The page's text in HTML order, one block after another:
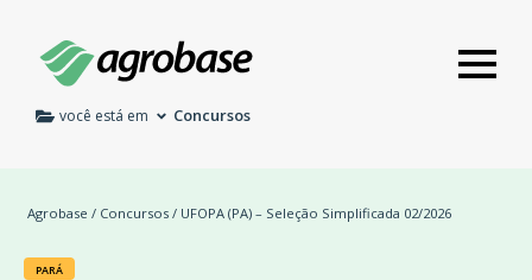
você está em Concursos
Agrobase / Concursos / UFOPA (PA) – Seleção Simplificada 02/2026
PARÁ